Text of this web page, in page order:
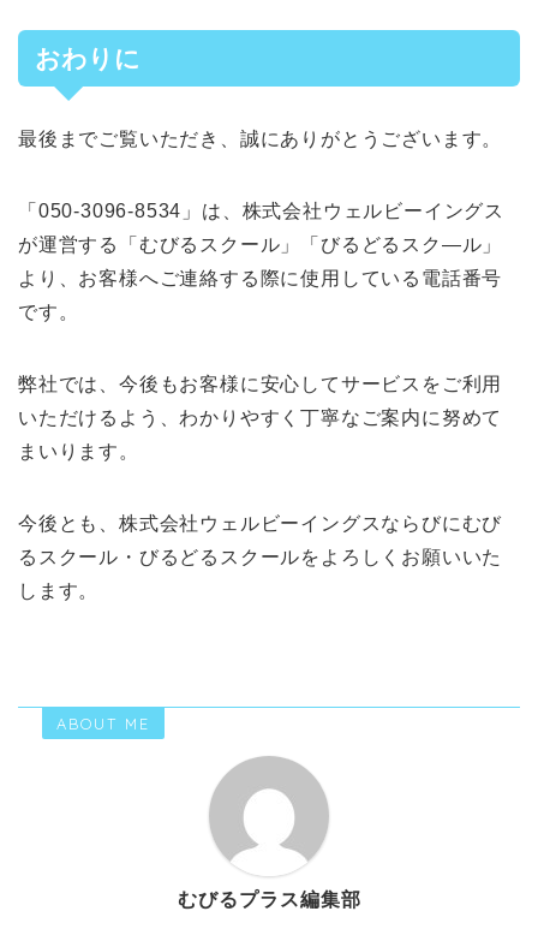
おわりに
最後までご覧いただき、誠にありがとうございます。
「050-3096-8534」は、株式会社ウェルビーイングス
が運営する「むびるスクール」「びるどるスク―ル」
より、お客様へご連絡する際に使用している電話番号
です。
弊社では、今後もお客様に安心してサービスをご利用
いただけるよう、わかりやすく丁寧なご案内に努めて
まいります。
今後とも、株式会社ウェルビーイングスならびにむび
るスクール・びるどるスクールをよろしくお願いいた
します。
ABOUT ME
むびるプラス編集部